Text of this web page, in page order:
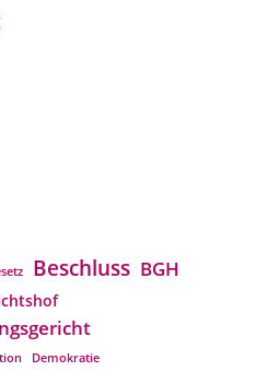
Beschluss BGH
Demokratie